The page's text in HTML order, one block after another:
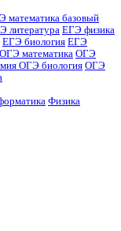
математика базовый
литература ЕГЭ физика
ЕГЭ биология ЕГЭ
ОГЭ математика ОГЭ
ОГЭ биология ОГЭ
Физика